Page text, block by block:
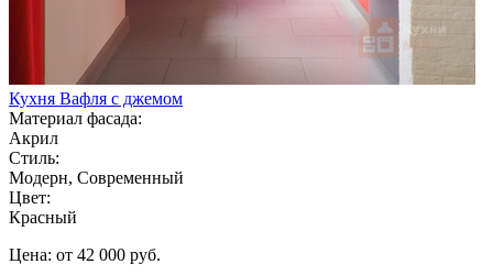
Кухня Вафля с джемом
Материал фасада:
Акрил
Стиль:
Модерн, Современный
Цвет:
Красный
Цена: от 42 000 руб.